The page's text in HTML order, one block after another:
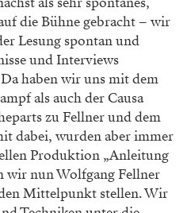
die Bühne gebracht – wir
Lesung spontan und
und Interviews
haben wir uns mit dem
als auch der Causa
zu Fellner und dem
dabei, wurden aber immer
Produktion „Anleitung
wir nun Wolfgang Fellner
Mittelpunkt stellen. Wir